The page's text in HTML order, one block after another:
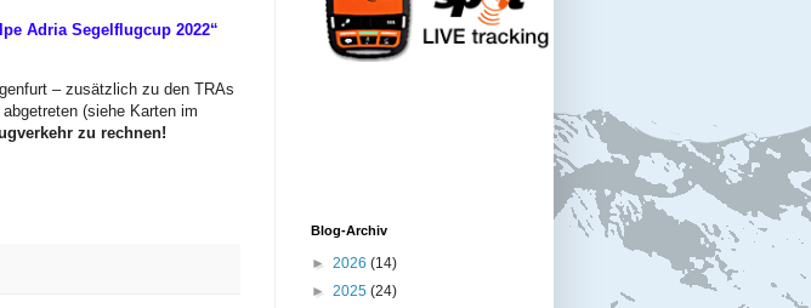
Adria Segelflugcup 2022“
– zusätzlich zu den TRAs
abgetreten (siehe Karten im
zu rechnen!
Blog-Archiv
► 2026 (14)
► 2025 (24)